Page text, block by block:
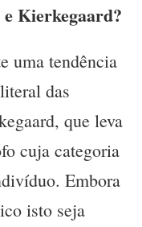
Kierkegaard?
uma tendência
das
que leva
cuja categoria
Embora
isto seja